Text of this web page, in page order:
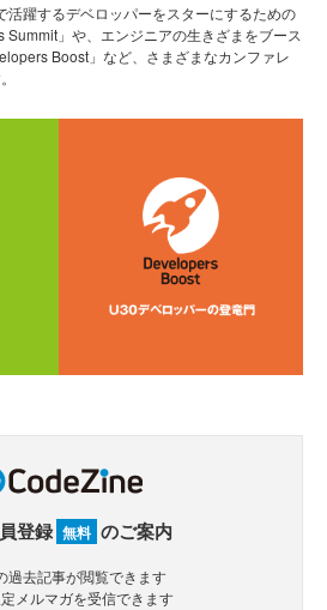
躍するデベロッパーをスターにするための
」や、エンジニアの生きざまをブース
Boost」など、さまざまなカンファレ
登録 無料 のご案内
過去記事が閲覧できます
定メルマガを受信できます